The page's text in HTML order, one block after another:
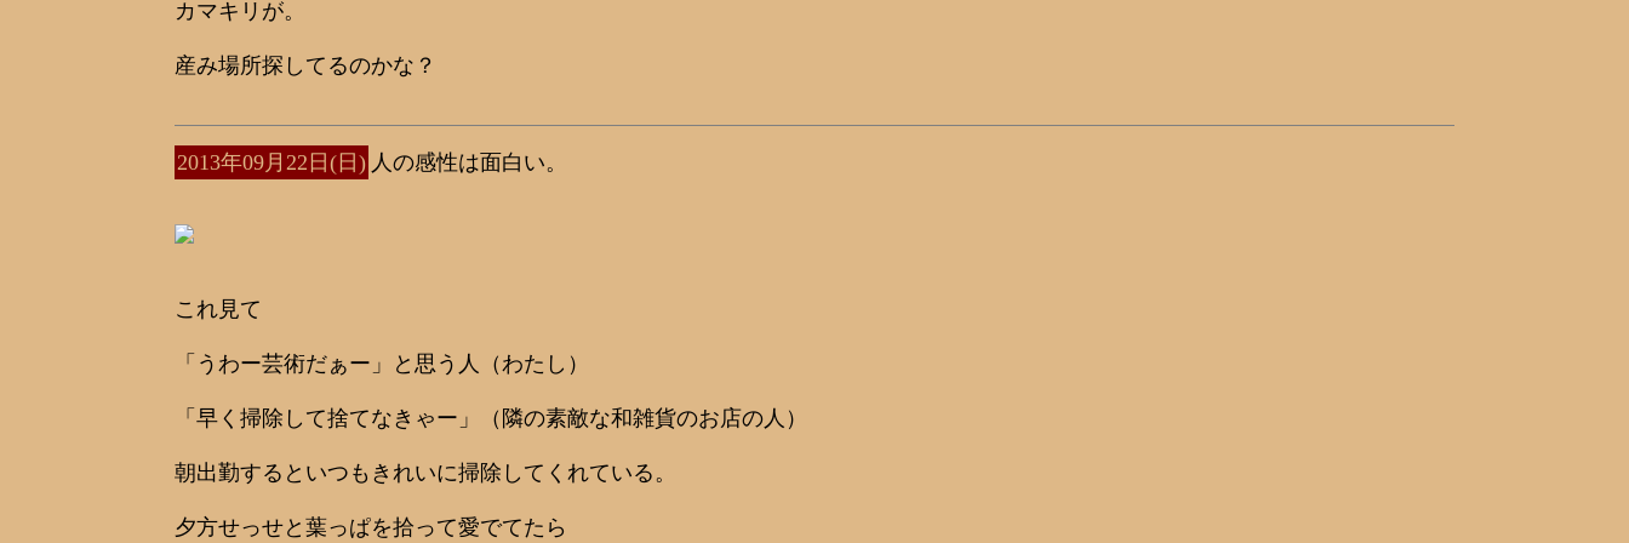
カマキリが。
産み場所探してるのかな？
2013年09月22日(日) 人の感性は面白い。
これ見て
「うわー芸術だぁー」と思う人（わたし）
「早く掃除して捨てなきゃー」（隣の素敵な和雑貨のお店の人）
朝出勤するといつもきれいに掃除してくれている。
夕方せっせと葉っぱを拾って愛でてたら